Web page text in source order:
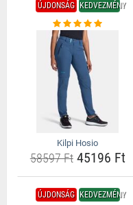
ÚJDONSÁG KEDVEZMÉNY
Kilpi Hosio
58597 Ft45196 Ft
ÚJDONSÁG KEDVEZMÉNY